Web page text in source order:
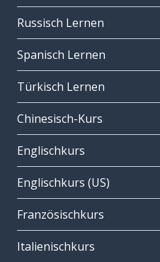
Russisch Lernen
Spanisch Lernen
Türkisch Lernen
Chinesisch-Kurs
Englischkurs
Englischkurs (US)
Französischkurs
Italienischkurs